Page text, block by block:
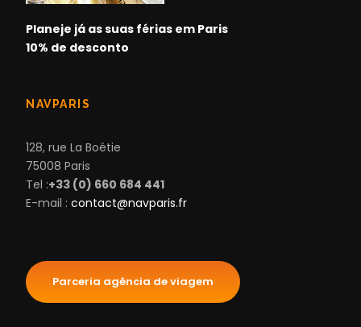
Planeje já as suas férias em Paris
10% de desconto
NAVPARIS
128, rue La Boétie
75008 Paris
Tel :+33 (0) 660 684 441
E-mail : contact@navparis.fr
Parceria agência de viagem